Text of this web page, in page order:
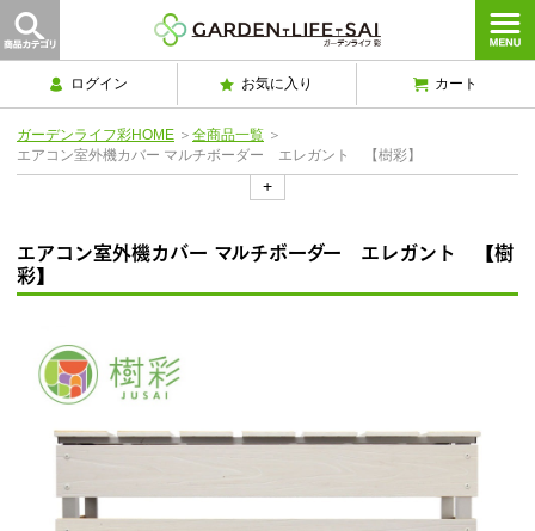
ログイン お気に入り カート
ガーデンライフ彩HOME ＞ 全商品一覧 ＞
エアコン室外機カバー マルチボーダー エレガント 【樹彩】
+
エアコン室外機カバー マルチボーダー エレガント 【樹
彩】